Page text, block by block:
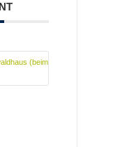
(beim